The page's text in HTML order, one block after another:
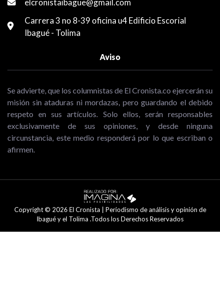
Carrera 3 no 8-39 oficina u4 Edificio Escorial
Ibagué - Tolima
Aviso
Se advierte, que los columnistas de El Cronista.co ejercerán su
misión sin ataduras ni mordazas, pero guardando el debido
respeto en sus artículos. Solo ellos, serán responsables
exclusivamente de sus opiniones, y desde ninguna
circunstancia, este medio responderá por lo que escriban o
afirmen.
Copyright © 2026 El Cronista | Periodismo de análisis y opinión de
Ibagué y el Tolima .Todos los Derechos Reservados